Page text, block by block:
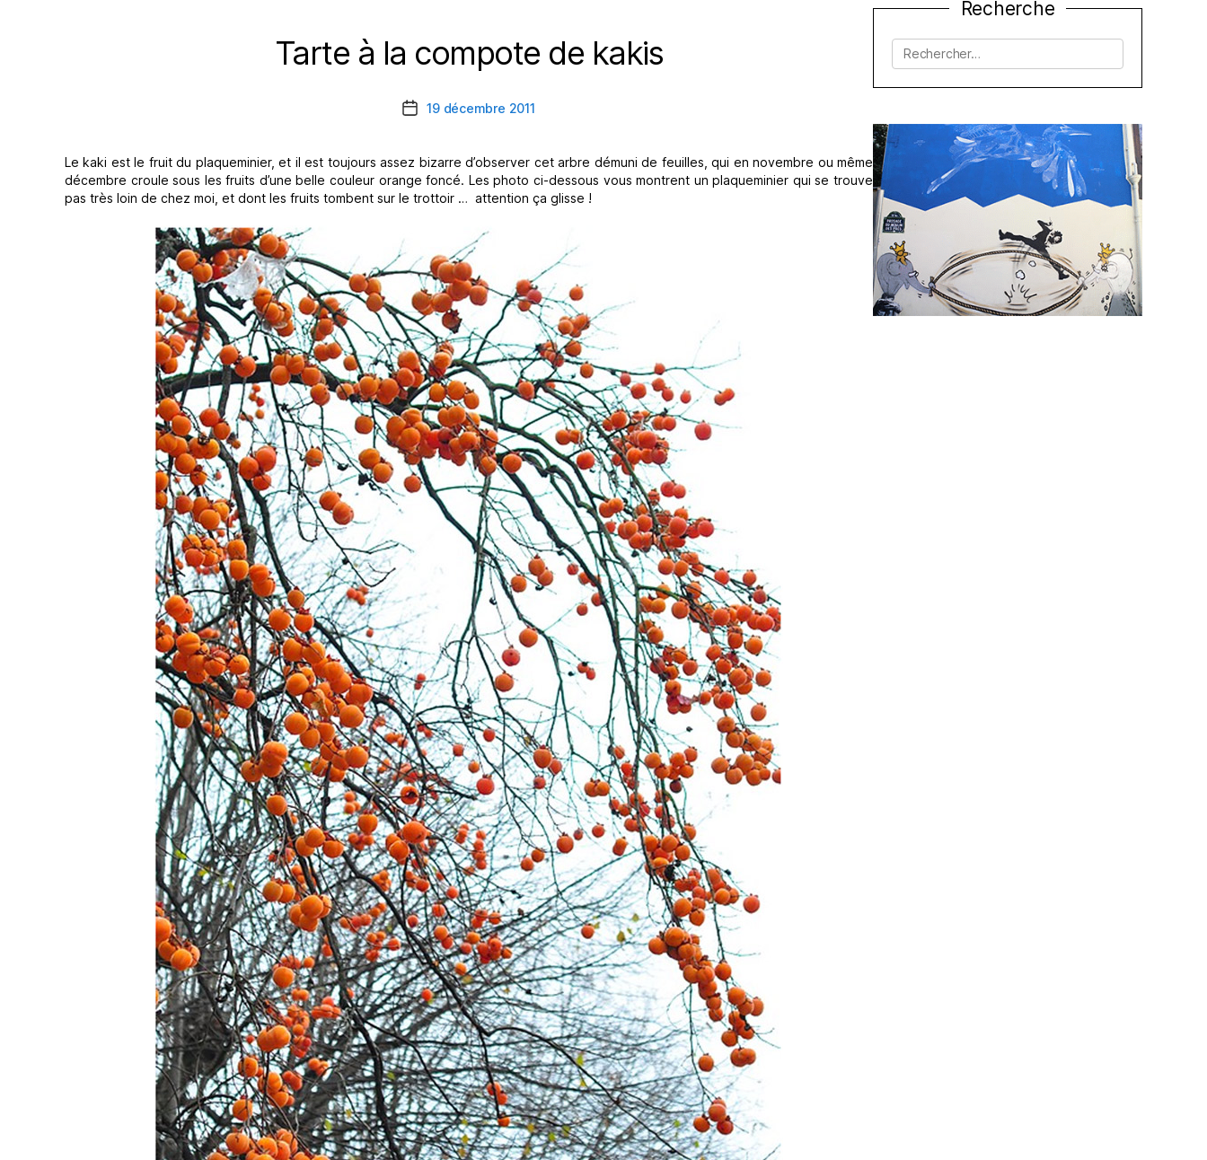
Catégories
Tarte à la compote de kakis
Date19 décembre 2011
Le kaki est le fruit du plaqueminier, et il est toujours assez bizarre d’observer cet arbre démuni de feuilles, qui en novembre ou même
décembre croule sous les fruits d’une belle couleur orange foncé. Les photo ci-dessous vous montrent un plaqueminier qui se trouve
pas très loin de chez moi, et dont les fruits tombent sur le trottoir … attention ça glisse !
Recherche
Rechercher :